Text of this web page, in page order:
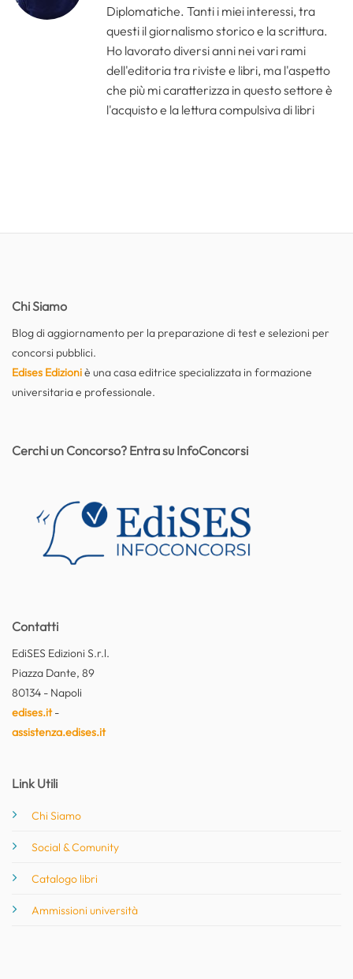
Diplomatiche. Tanti i miei interessi, tra
questi il giornalismo storico e la scrittura.
Ho lavorato diversi anni nei vari rami
dell'editoria tra riviste e libri, ma l'aspetto
che più mi caratterizza in questo settore è
l'acquisto e la lettura compulsiva di libri
Chi Siamo
Blog di aggiornamento per la preparazione di test e selezioni per
concorsi pubblici.
Edises Edizioniè una casa editrice specializzata in formazione
universitaria e professionale.
Contatti
EdiSES Edizioni S.r.l.
Piazza Dante, 89
80134 - Napoli
edises.it-
assistenza.edises.it
Link Utili
Chi Siamo
Social & Comunity
Catalogo libri
Ammissioni università
Cerchi un Concorso? Entra su InfoConcorsi